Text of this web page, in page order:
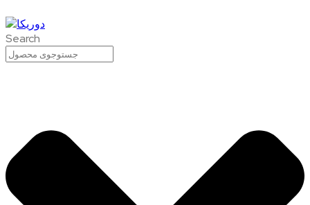
Search